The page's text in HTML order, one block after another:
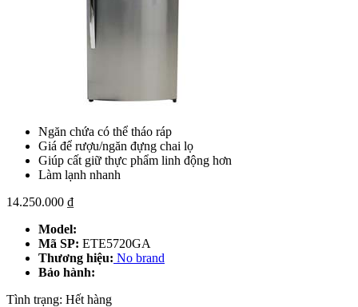
Ngăn chứa có thể tháo ráp
Giá để rượu/ngăn đựng chai lọ
Giúp cất giữ thực phẩm linh động hơn
Làm lạnh nhanh
14.250.000 ₫
Model:
Mã SP: ETE5720GA
Thương hiệu: No brand
Bảo hành:
Tình trạng: Hết hàng